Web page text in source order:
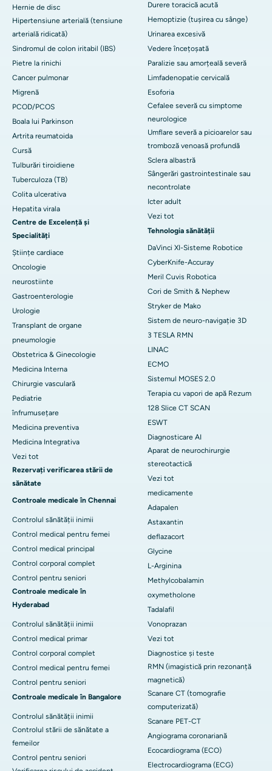
Hernie de disc
Hipertensiune arterială (tensiune
arterială ridicată)
Sindromul de colon iritabil (IBS)
Pietre la rinichi
Cancer pulmonar
Migrenă
PCOD/PCOS
Boala lui Parkinson
Artrita reumatoida
Cursă
Tulburări tiroidiene
Tuberculoza (TB)
Colita ulcerativa
Hepatita virala
Centre de Excelență și
Specialități
Științe cardiace
Oncologie
neurostiinte
Gastroenterologie
Urologie
Transplant de organe
pneumologie
Obstetrica & Ginecologie
Medicina Interna
Chirurgie vasculară
Pediatrie
înfrumusețare
Medicina preventiva
Medicina Integrativa
Vezi tot
Rezervați verificarea stării de
sănătate
Controale medicale în Chennai
Controlul sănătății inimii
Control medical pentru femei
Control medical principal
Control corporal complet
Control pentru seniori
Controale medicale în
Hyderabad
Controlul sănătății inimii
Control medical primar
Control corporal complet
Control medical pentru femei
Control pentru seniori
Controale medicale în Bangalore
Controlul sănătății inimii
Controlul stării de sănătate a
femeilor
Control pentru seniori
Durere toracică acută
Hemoptizie (tușirea cu sânge)
Urinarea excesivă
Vedere încețoșată
Paralizie sau amorțeală severă
Limfadenopatie cervicală
Esoforia
Cefalee severă cu simptome
neurologice
Umflare severă a picioarelor sau
tromboză venoasă profundă
Sclera albastră
Sângerări gastrointestinale sau
necontrolate
Icter adult
Vezi tot
Tehnologia sănătății
DaVinci XI-Sisteme Robotice
CyberKnife-Accuray
Meril Cuvis Robotica
Cori de Smith & Nephew
Stryker de Mako
Sistem de neuro-navigație 3D
3 TESLA RMN
LINAC
ECMO
Sistemul MOSES 2.0
Terapia cu vapori de apă Rezum
128 Slice CT SCAN
ESWT
Diagnosticare AI
Aparat de neurochirurgie
stereotactică
Vezi tot
medicamente
Adapalen
Astaxantin
deflazacort
Glycine
L-Arginina
Methylcobalamin
oxymetholone
Tadalafil
Vonoprazan
Vezi tot
Diagnostice și teste
RMN (imagistică prin rezonanță
magnetică)
Scanare CT (tomografie
computerizată)
Scanare PET-CT
Angiograma coronariană
Ecocardiograma (ECO)
Electrocardiograma (ECG)